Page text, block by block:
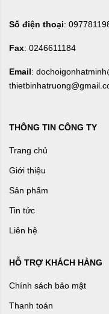
Số điện thoại:
Fax: 0246611184
Email:
THÔNG TIN CÔNG TY
Trang chủ
Giới thiệu
Sản phẩm
Tin tức
Liên hệ
HỖ TRỢ KHÁCH HÀNG
Chính sách bảo mật
Thanh toán